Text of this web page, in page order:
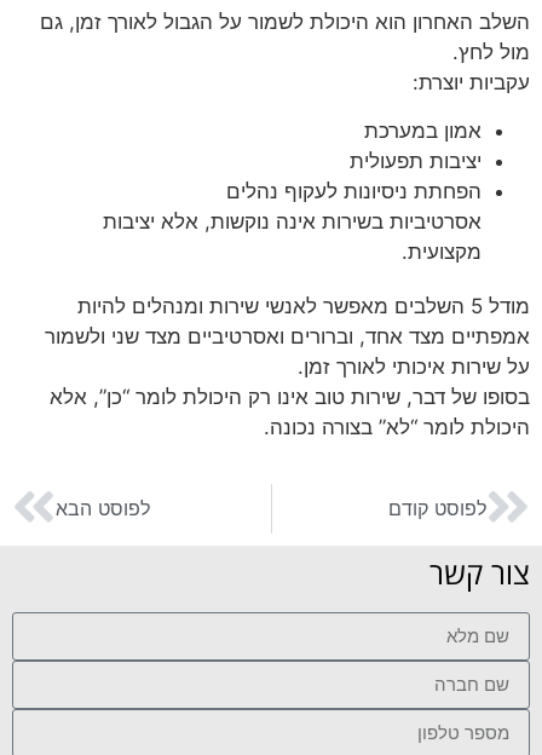
השלב האחרון הוא היכולת לשמור על הגבול לאורך זמן, גם
מול לחץ.
עקביות יוצרת:
אמון במערכת
יציבות תפעולית
הפחתת ניסיונות לעקוף נהלים
אסרטיביות בשירות אינה נוקשות, אלא יציבות
מקצועית.
מודל 5 השלבים מאפשר לאנשי שירות ומנהלים להיות
אמפתיים מצד אחד, וברורים ואסרטיביים מצד שני ולשמור
על שירות איכותי לאורך זמן.
בסופו של דבר, שירות טוב אינו רק היכולת לומר “כן”, אלא
היכולת לומר “לא” בצורה נכונה.
לפוסט קודם לפוסט הבא
צור קשר